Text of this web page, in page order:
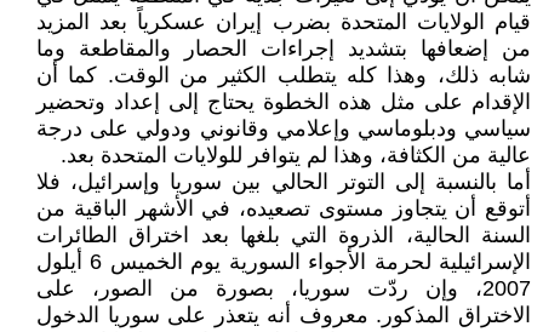
قيام الولايات المتحدة بضرب إيران عسكرياً بعد المزيد
من إضعافها بتشديد إجراءات الحصار والمقاطعة وما
شابه ذلك، وهذا كله يتطلب الكثير من الوقت. كما أن
الإقدام على مثل هذه الخطوة يحتاج إلى إعداد وتحضير
سياسي ودبلوماسي وإعلامي وقانوني ودولي على درجة
عالية من الكثافة، وهذا لم يتوافر للولايات المتحدة بعد.
أما بالنسبة إلى التوتر الحالي بين سوريا وإسرائيل، فلا
أتوقع أن يتجاوز مستوى تصعيده، في الأشهر الباقية من
السنة الحالية، الذروة التي بلغها بعد اختراق الطائرات
الإسرائيلية لحرمة الأجواء السورية يوم الخميس 6 أيلول
2007، وإن ردّت سوريا، بصورة من الصور، على
الاختراق المذكور. معروف أنه يتعذر على سوريا الدخول